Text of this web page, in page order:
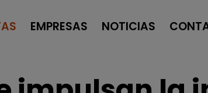
EMPRESAS NOTICIAS